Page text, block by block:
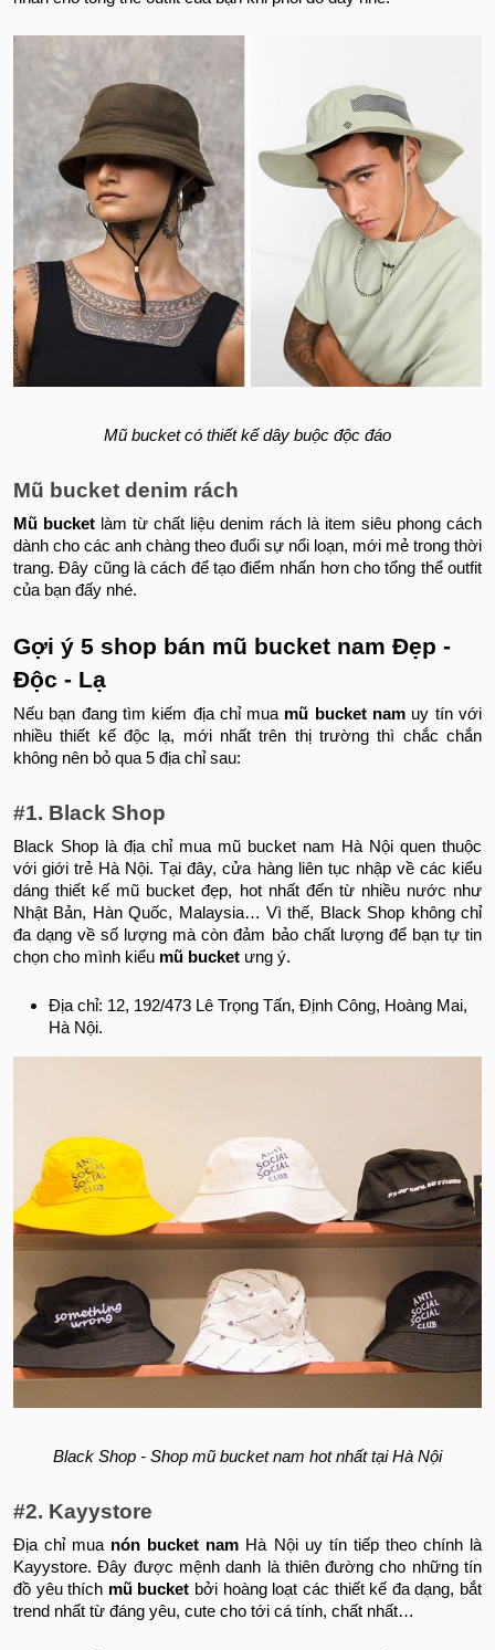
Mũ bucket có thiết kế dây buộc độc đáo
Mũ bucket denim rách
Mũ bucket làm từ chất liệu denim rách là item siêu phong cách
dành cho các anh chàng theo đuổi sự nổi loạn, mới mẻ trong thời
trang. Đây cũng là cách để tạo điểm nhấn hơn cho tổng thể outfit
của bạn đấy nhé.
Gợi ý 5 shop bán mũ bucket nam Đẹp -
Độc - Lạ
Nếu bạn đang tìm kiếm địa chỉ mua mũ bucket nam uy tín với
nhiều thiết kế độc lạ, mới nhất trên thị trường thì chắc chắn
không nên bỏ qua 5 địa chỉ sau:
#1. Black Shop
Black Shop là địa chỉ mua mũ bucket nam Hà Nội quen thuộc
với giới trẻ Hà Nội. Tại đây, cửa hàng liên tục nhập về các kiểu
dáng thiết kế mũ bucket đẹp, hot nhất đến từ nhiều nước như
Nhật Bản, Hàn Quốc, Malaysia… Vì thế, Black Shop không chỉ
đa dạng về số lượng mà còn đảm bảo chất lượng để bạn tự tin
chọn cho mình kiểu mũ bucket ưng ý.
Địa chỉ: 12, 192/473 Lê Trọng Tấn, Định Công, Hoàng Mai,
Hà Nội.
Black Shop - Shop mũ bucket nam hot nhất tại Hà Nội
#2. Kayystore
Địa chỉ mua nón bucket nam Hà Nội uy tín tiếp theo chính là
Kayystore. Đây được mệnh danh là thiên đường cho những tín
đồ yêu thích mũ bucket bởi hoàng loạt các thiết kế đa dạng, bắt
trend nhất từ đáng yêu, cute cho tới cá tính, chất nhất…